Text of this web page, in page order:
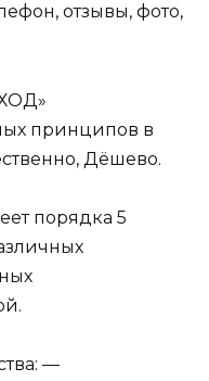
отзывы, фото,
принципов в
Дёшево.
порядка 5
—